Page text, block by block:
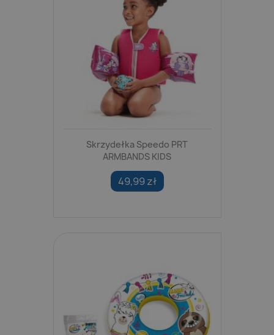
Skrzydełka Speedo PRT
ARMBANDS KIDS
49,99 zł